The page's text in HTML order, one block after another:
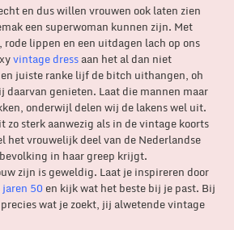
en dus willen vrouwen ook laten zien
een superwoman kunnen zijn. Met
lippen en een uitdagen lach op ons
vintage dressaan het al dan niet
juiste ranke lijf de bitch uithangen, oh
genieten. Laat die mannen maar
onderwijl delen wij de lakens wel uit.
zo sterk aanwezig als in de vintage koorts
het vrouwelijk deel van de Nederlandse
in haar greep krijgt.
zijn is geweldig. Laat je inspireren door
jaren 50 en kijk wat het beste bij je past. Bij
wat je zoekt, jij alwetende vintage